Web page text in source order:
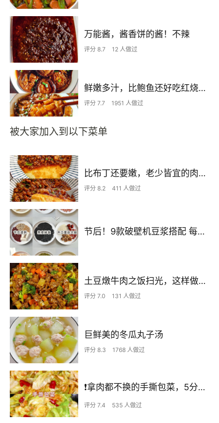
万能酱，酱香饼的酱！不辣
评分 8.7 12 人做过
鲜嫩多汁，比鲍鱼还好吃红烧香菇
评分 7.7 1951 人做过
被大家加入到以下菜单
比布丁还要嫩，老少皆宜的肉沫蒸蛋
评分 8.2 411 人做过
节后！9款破壁机豆浆搭配 每天不重样喝出好状态！
土豆燉牛肉之饭扫光，这样做也太香了吧，还没出锅已是浓香四溢了
评分 7.0 131 人做过
巨鲜美的冬瓜丸子汤
评分 8.3 1768 人做过
❗拿肉都不换的手撕包菜，5分钟快手家常菜🔥
评分 7.4 535 人做过